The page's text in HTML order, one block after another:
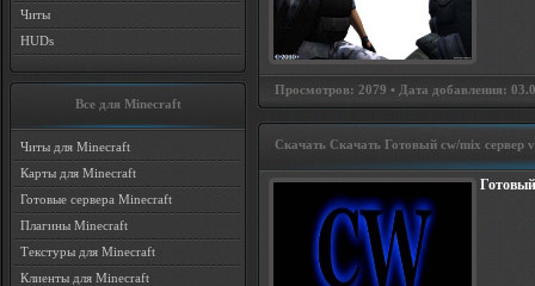
Читы
HUDs
Все для Minecraft
Читы для Minecraft
Карты для Minecraft
Готовые сервера Minecraft
Плагины Minecraft
Текстуры для Minecraft
Клиенты для Minecraft
Просмотров: 2079 • Дата добавления:
Скачать Скачать Готовый cw/mix сервер